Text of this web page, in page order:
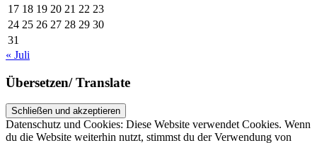
17 18 19 20 21 22 23
24 25 26 27 28 29 30
31
« Juli
Übersetzen/ Translate
Datenschutz und Cookies: Diese Website verwendet Cookies. Wenn
du die Website weiterhin nutzt, stimmst du der Verwendung von